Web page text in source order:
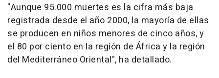
"Aunque 95.000 muertes es la cifra más baja
registrada desde el año 2000, la mayoría de ellas
se producen en niños menores de cinco años, y
el 80 por ciento en la región de África y la región
del Mediterráneo Oriental", ha detallado.